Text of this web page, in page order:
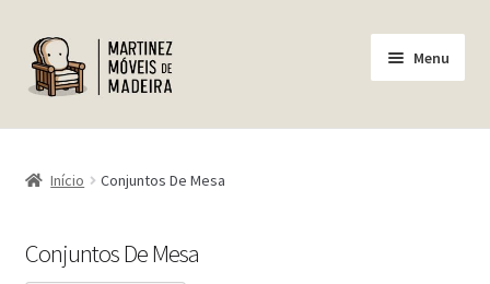
Pular
para
navegação
Pular
para
o
Menu
Home
Produtos
Início Conjuntos De Mesa
Conjuntos De Mesa